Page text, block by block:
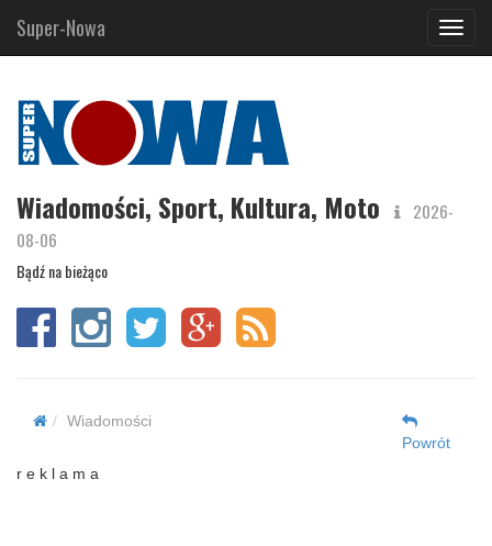
Super-Nowa
Wiadomości, Sport, Kultura, Moto
2026-
08-06
Bądź na bieżąco
Wiadomości
Powrót
r e k l a m a